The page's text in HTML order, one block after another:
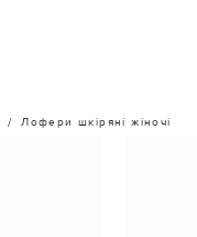
Лофери шкіряні жіночі